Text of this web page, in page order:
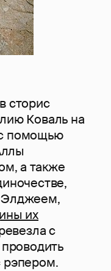
сторис
Коваль на
помощью
а также
Элджеем,
их
с
рэпером.